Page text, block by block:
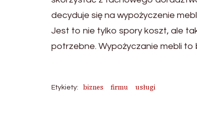
decyduje się na wypożyczenie
Jest to nie tylko spory koszt, ale
potrzebne. Wypożyczanie mebli
Etykiety: biznes firmu usługi